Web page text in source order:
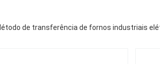
de transferência de fornos industriais